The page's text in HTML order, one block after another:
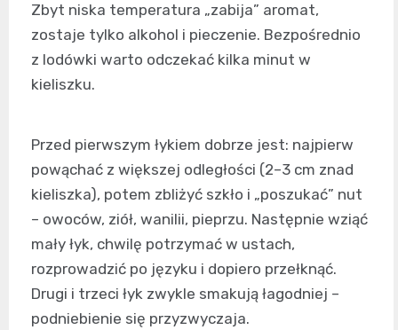
Zbyt niska temperatura „zabija” aromat,
zostaje tylko alkohol i pieczenie. Bezpośrednio
z lodówki warto odczekać kilka minut w
kieliszku.
Przed pierwszym łykiem dobrze jest: najpierw
powąchać z większej odległości (2–3 cm znad
kieliszka), potem zbliżyć szkło i „poszukać” nut
– owoców, ziół, wanilii, pieprzu. Następnie wziąć
mały łyk, chwilę potrzymać w ustach,
rozprowadzić po języku i dopiero przełknąć.
Drugi i trzeci łyk zwykle smakują łagodniej –
podniebienie się przyzwyczaja.